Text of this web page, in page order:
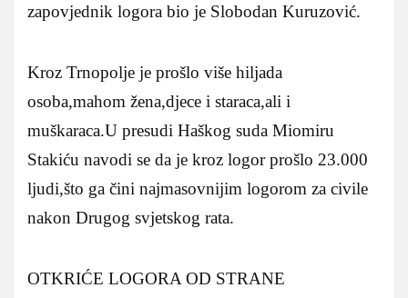
zapovjednik logora bio je Slobodan Kuruzović.
Kroz Trnopolje je prošlo više hiljada
osoba,mahom žena,djece i staraca,ali i
muškaraca.U presudi Haškog suda Miomiru
Stakiću navodi se da je kroz logor prošlo 23.000
ljudi,što ga čini najmasovnijim logorom za civile
nakon Drugog svjetskog rata.
OTKRIĆE LOGORA OD STRANE